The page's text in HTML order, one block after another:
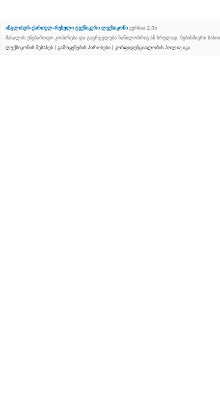
ინგლისურ-ქართულ-რუსული ტექნიკური ლექსიკონი ვერსია 2.0b
მასალის უნებართვო კოპირება და გავრცელება ნაწილობრივ ან სრულად, ნებისმიერი
ლექსიკონის შესახებ | გამოყენების პირობები | კონფიდენციალობის პოლიტიკა